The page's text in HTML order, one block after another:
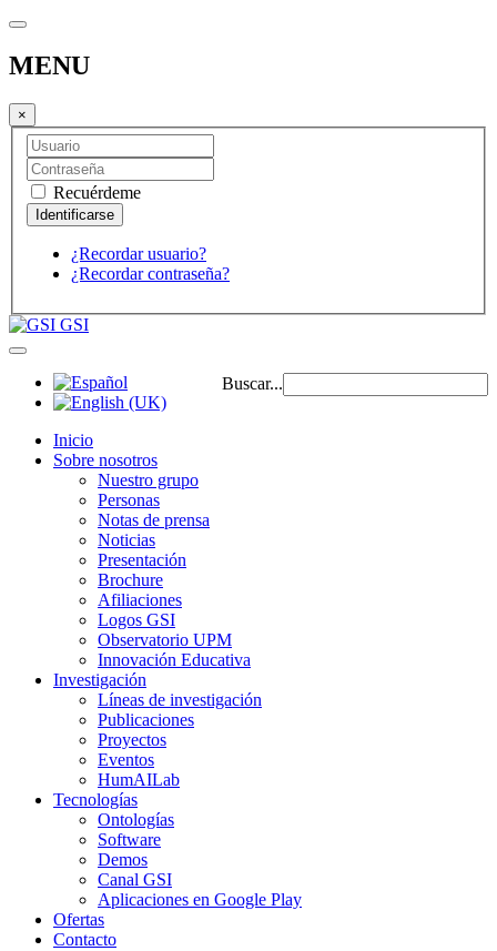
MENU
×
Recuérdeme
¿Recordar usuario?
¿Recordar contraseña?
GSI
Buscar...
Inicio
Sobre nosotros
Nuestro grupo
Personas
Notas de prensa
Noticias
Presentación
Brochure
Afiliaciones
Logos GSI
Observatorio UPM
Innovación Educativa
Investigación
Líneas de investigación
Publicaciones
Proyectos
Eventos
HumAILab
Tecnologías
Ontologías
Software
Demos
Canal GSI
Aplicaciones en Google Play
Ofertas
Contacto